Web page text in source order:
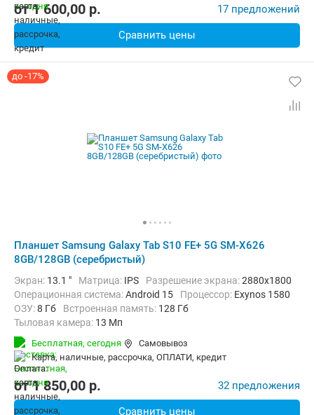
от1 600,00 p. 17 предложений
Сравнить цены
до -17%
Планшет Samsung Galaxy Tab S10 FE+ 5G SM-X626
8GB/128GB (серебристый)
Экран: 13.1 " Матрица: IPS Разрешение экрана:2880x1800
Операционная система:Android 15 Процессор: Exynos 1580​
ОЗУ:8 Гб Встроенная память: 128 Гб
Тыловая камера: 13 Мп
Беспроводная связь:
Комплектация:
Перо (стилус)
Бесплатная, сегодня
Самовывоз
карта, наличные, рассрочка, ОПЛАТИ, кредит
от1 850,00 p. 32 предложения
Сравнить цены